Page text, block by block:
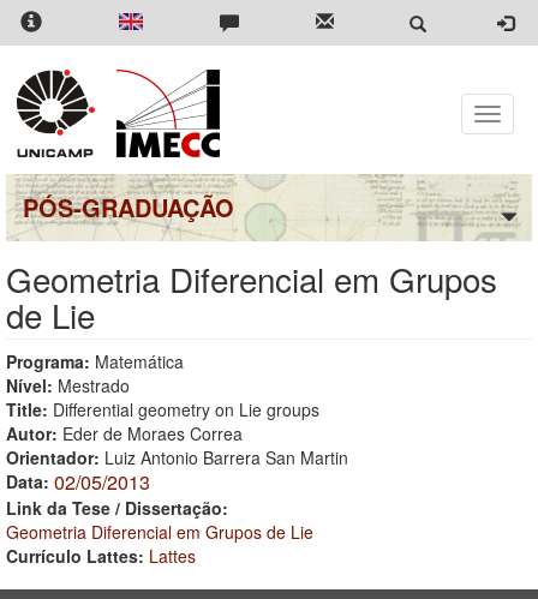
Pular
para
conteúdo
principal
Toggle
PÓS-GRADUAÇÃO
Geometria Diferencial em Grupos
de Lie
Programa: Matemática
Nível: Mestrado
Title: Differential geometry on Lie groups
Autor: Eder de Moraes Correa
Orientador: Luiz Antonio Barrera San Martin
Data: 02/05/2013
Link da Tese / Dissertação:
Geometria Diferencial em Grupos de Lie
Currículo Lattes: Lattes